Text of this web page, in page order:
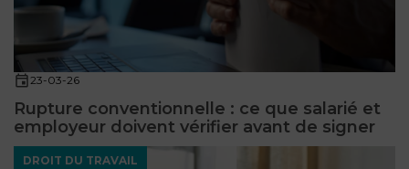
23-03-26
Rupture conventionnelle : ce que salarié et
employeur doivent vérifier avant de signer
DROIT DU TRAVAIL